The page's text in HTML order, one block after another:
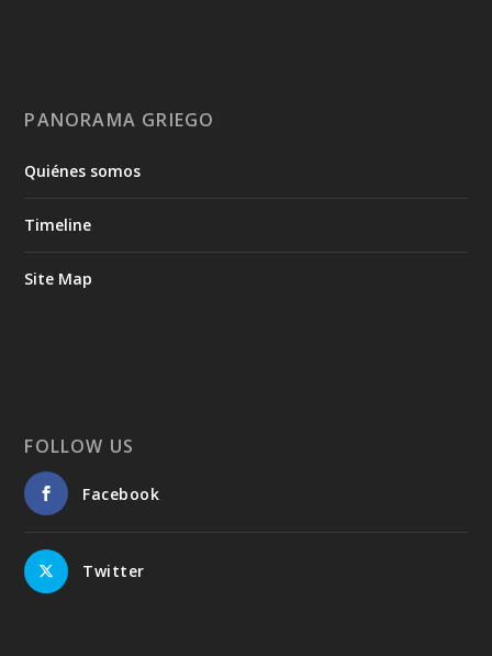
PANORAMA GRIEGO
Quiénes somos
Timeline
Site Map
FOLLOW US
Facebook
Twitter